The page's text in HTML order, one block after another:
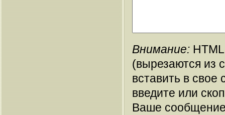
Внимание:
(вырезаются из
вставить в
введите или
Ваше